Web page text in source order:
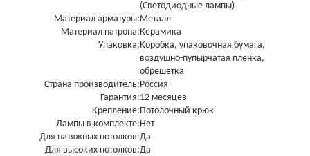
(Светодиодные лампы)
Материал арматуры:Металл
Материал патрона:Керамика
Упаковка:Коробка, упаковочная бумага,
воздушно-пупырчатая пленка,
обрешетка
Страна производитель:Россия
Гарантия:12 месяцев
Крепление:Потолочный крюк
Лампы в комплекте:Нет
Для натяжных потолков:Да
Для высоких потолков:Да